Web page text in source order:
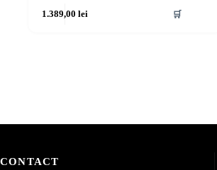
1.389,00lei 🛒
CONTACT